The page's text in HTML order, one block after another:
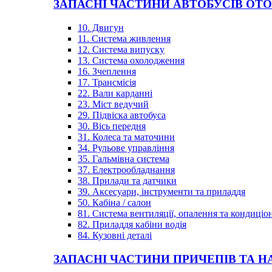
ЗАПАСНІ ЧАСТИНИ АВТОБУСІВ
10. Двигун
11. Система живлення
12. Система випуску
13. Система охолодження
16. Зчеплення
17. Трансмісія
22. Вали карданні
23. Міст ведучий
29. Підвіска автобуса
30. Вісь передня
31. Колеса та маточини
34. Рульове управління
35. Гальмівна система
37. Електрообладнання
38. Прилади та датчики
39. Аксесуари, інструменти та приладдя
50. Кабіна / салон
81. Система вентиляції, опалення та
82. Приладдя кабіни водія
84. Кузовні деталі
ЗАПАСНІ ЧАСТИНИ ПРИЧЕПІВ ТА